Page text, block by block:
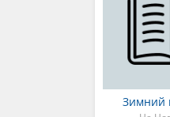
Зимний